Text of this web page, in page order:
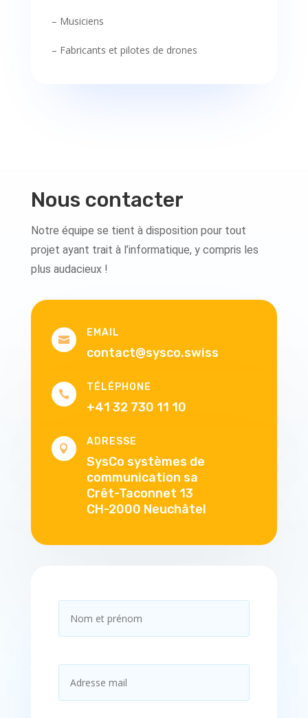
– Musiciens
– Fabricants et pilotes de drones
Nous contacter
Notre équipe se tient à disposition pour tout
projet ayant trait à l’informatique, y compris les
plus audacieux !

EMAIL
contact@sysco.swiss

TÉLÉPHONE
+41 32 730 11 10

ADRESSE
SysCo systèmes de
communication sa
Crêt-Taconnet 13
CH-2000 Neuchâtel